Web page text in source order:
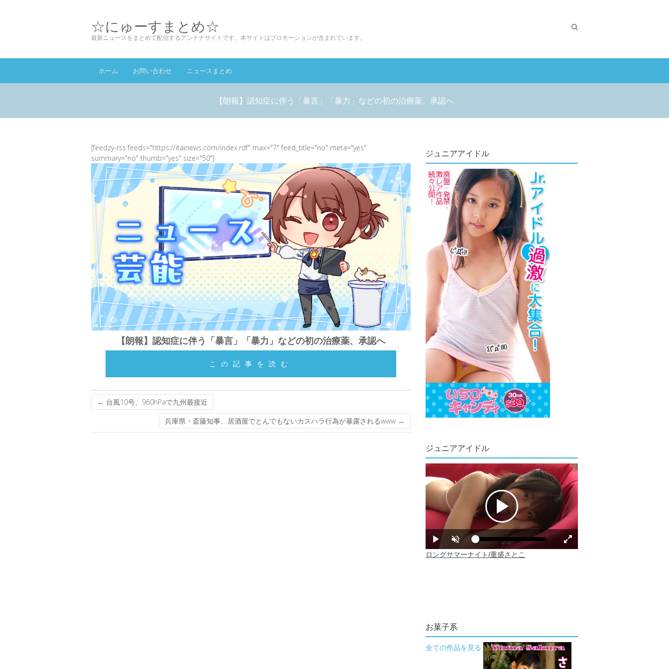
☆にゅーすまとめ☆
最新ニュースをまとめて配信するアンテナサイトです。本サイトはプロモーションが含まれています。
ホーム お問い合わせ ニュースまとめ
【朗報】認知症に伴う「暴言」「暴力」などの初の治療薬、承認へ
[feedzy-rss feeds="https://itainews.com/index.rdf" max="7" feed_title="no" meta="yes"
summary="no" thumb="yes" size="50"]
【朗報】認知症に伴う「暴言」「暴力」などの初の治療薬、承認へ
この記事を読む
← 台風10号、960hPaで九州最接近
兵庫県・斎藤知事、居酒屋でとんでもないカスハラ行為が暴露されるwww →
ジュニアアイドル
ジュニアアイドル
お菓子系
全ての作品を見る